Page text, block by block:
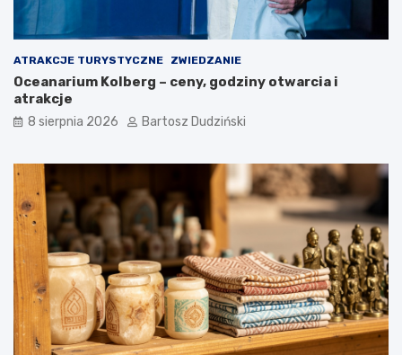
ATRAKCJE TURYSTYCZNE ZWIEDZANIE
Oceanarium Kolberg – ceny, godziny otwarcia i
atrakcje
8 sierpnia 2026 Bartosz Dudziński